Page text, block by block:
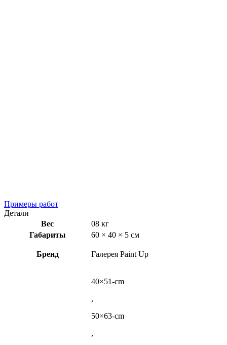
Примеры работ
Детали
Вес
08 кг
Габариты
60 × 40 × 5 см
Бренд Галерея Paint Up
40×51-cm
,
50×63-cm
,